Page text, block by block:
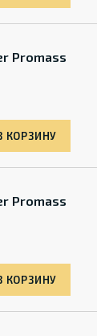
Promass
КОРЗИНУ
Promass
КОРЗИНУ